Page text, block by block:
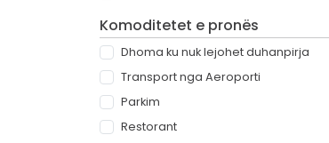
Komoditetet e pronës
Dhoma ku nuk lejohet duhanpirja
Transport nga Aeroporti
Parkim
Restorant